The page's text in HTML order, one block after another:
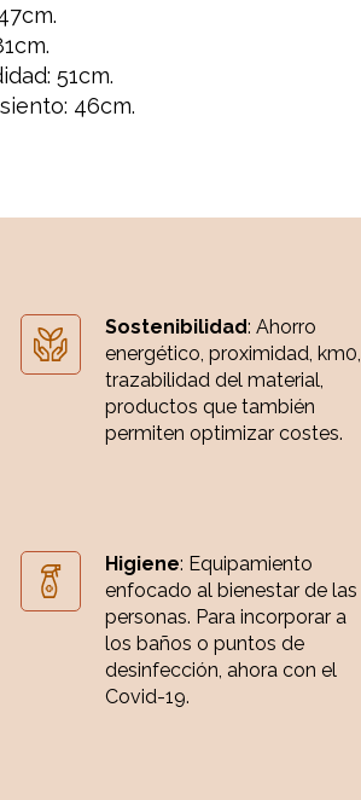
51cm.
46cm.
Sostenibilidad: Ahorro
energético, proximidad, km0,
trazabilidad del material,
productos que también
permiten optimizar costes.
Higiene: Equipamiento
enfocado al bienestar de las
personas. Para incorporar a
los baños o puntos de
desinfección, ahora con el
Covid-19.